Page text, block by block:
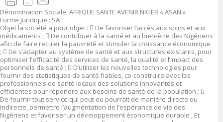
Dénomination Sociale: AFRIQUE SANTE AVENIR NIGER « ASAN.»
Forme Juridique : SA
Objet la société a pour objet :  De favoriser l’accès aux soins et aux
médicaments ;  De contribuer à la santé et au bien-être des Nigériens
afin de faire reculer la pauvreté et stimuler la croissance économique
;  De s’adapter au système de santé et aux structures existants, pour
optimiser l’efficacité des services de santé, la qualité et l’impact des
personnels de santé ;  D’utiliser les nouvelles technologies pour
fournir des statistiques de santé fiables, co-construire avec les
professionnels de santé locaux des solutions innovantes et
efficientes pour répondre aux besoins de santé de la population ; 
De fournir tout service qui peut ou pourrait de manière directe ou
indirecte, permettre l’augmentation de l’espérance de vie des
Nigériens et favoriser un développement économique durable ; Et